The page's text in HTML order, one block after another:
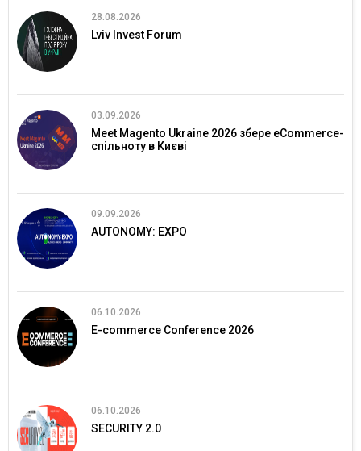
28.08.2026
Lviv Invest Forum
03.09.2026
Meet Magento Ukraine 2026 збере eCommerce-
спільноту в Києві
09.09.2026
AUTONOMY: EXPO
06.10.2026
E-commerce Conference 2026
06.10.2026
SECURITY 2.0